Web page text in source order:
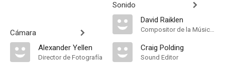
Cámara
Alexander Yellen
Director de Fotografía
Sonido
David Raiklen
Compositor de la Música Original, Música
Craig Polding
Sound Editor